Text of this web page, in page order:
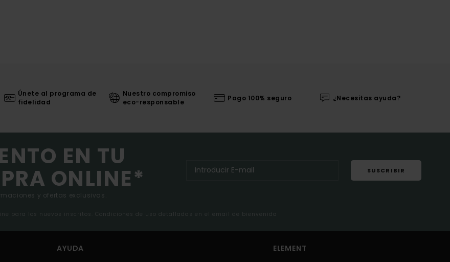
Únete al programa de
fidelidad
Nuestro compromiso
eco-responsable
Pago 100% seguro ¿Necesitas ayuda?
EN TU
ONLINE*
y ofertas exclusivas.
SUSCRIBIR
para los nuevos inscritos. Condiciones de uso detalladas en el email de bienvenida
AYUDA ELEMENT